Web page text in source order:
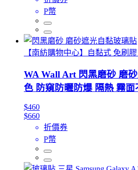
P幣
【南紡購物中心】自黏式 免刷
WA Wall Art 閃黑磨砂 磨
色 防窺防曬防爆 隔熱 霧面
$460
$660
折價券
P幣